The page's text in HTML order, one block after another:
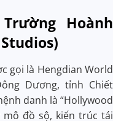
Hoành
gọi là Hengdian World
Dương, tỉnh Chiết
danh là “Hollywood
đồ sộ, kiến trúc tái